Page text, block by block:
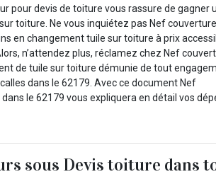
pour devis de toiture vous rassure de gagner
toiture. Ne vous inquiétez pas Nef couverture
en changement tuile sur toiture à prix
n’attendez plus, réclamez chez Nef
de tuile sur toiture démunie de tout
dans le 62179. Avec ce document Nef
le 62179 vous expliquera en détail vos
sous Devis toiture dans